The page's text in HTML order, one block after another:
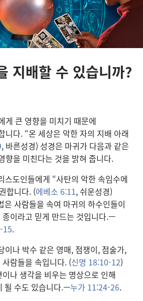
지배할 수 있습니까?
게 큰 영향을 미치기 때문에
니다. “온 세상은 악한 자의 지배 아래
, 바른성경) 성경은 마귀가 다음과 같은
향을 미친다는 것을 밝혀 줍니다.
스도인들에게 “사탄의 악한 속임수에
합니다. (에베소 6:11, 쉬운성경)
은 사람들을 속여 마귀의 하수인들이
종이라고 믿게 만드는 것입니다.—
15.
이나 박수 같은 영매, 점쟁이, 점술가,
람들을 속입니다. (신명 18:10-12)
나 생각을 비우는 명상으로 인해
될 수도 있습니다.—누가 11:24-26.